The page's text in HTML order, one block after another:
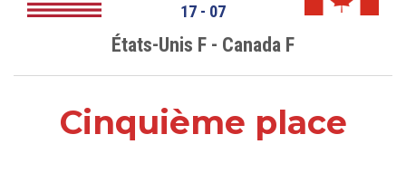
17 - 07
États-Unis F - Canada F
Cinquième place